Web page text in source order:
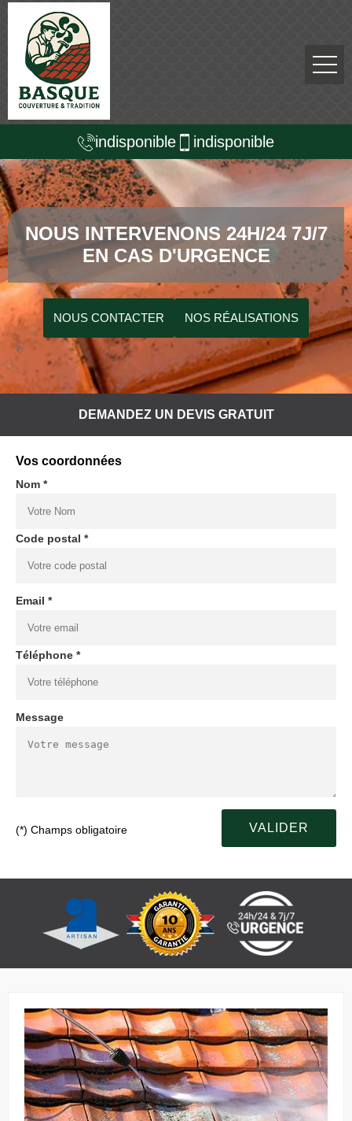
indisponible indisponible
NOUS INTERVENONS 24H/24 7J/7
EN CAS D'URGENCE
NOUS CONTACTER NOS RÉALISATIONS
DEMANDEZ UN DEVIS GRATUIT
Vos coordonnées
Nom *
Code postal *
Email *
Téléphone *
Message
(*) Champs obligatoire